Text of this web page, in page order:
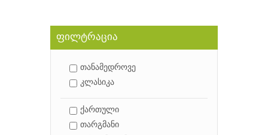
ფილტრაცია
თანამედროვე
კლასიკა
ქართული
თარგმანი